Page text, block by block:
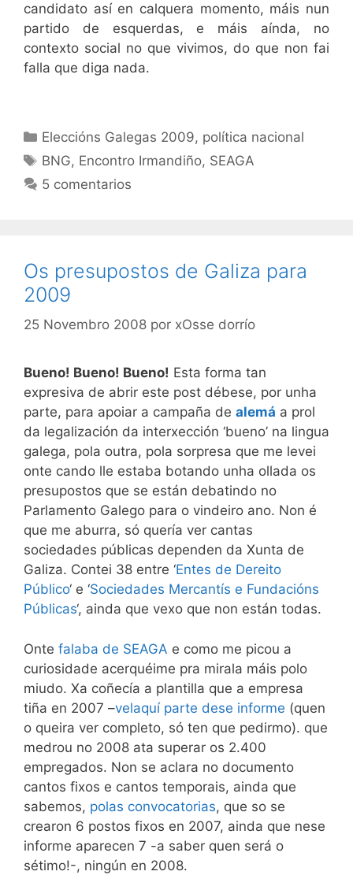
candidato así en calquera momento, máis nun
partido de esquerdas, e máis aínda, no
contexto social no que vivimos, do que non fai
falla que diga nada.
Categorías
Eleccións Galegas 2009, política nacional
Etiquetas
BNG, Encontro Irmandiño, SEAGA
5 comentarios
Os presupostos de Galiza para
2009
25 Novembro 2008 por xOsse dorrío
Bueno! Bueno! Bueno! Esta forma tan
expresiva de abrir este post débese, por unha
parte, para apoiar a campaña de alemá a prol
da legalización da interxección ‘bueno’ na lingua
galega, pola outra, pola sorpresa que me levei
onte cando lle estaba botando unha ollada os
presupostos que se están debatindo no
Parlamento Galego para o vindeiro ano. Non é
que me aburra, só quería ver cantas
sociedades públicas dependen da Xunta de
Galiza. Contei 38 entre ‘Entes de Dereito
Público‘ e ‘Sociedades Mercantís e Fundacións
Públicas‘, ainda que vexo que non están todas.
Onte falaba de SEAGA e como me picou a
curiosidade acerquéime pra mirala máis polo
miudo. Xa coñecía a plantilla que a empresa
tiña en 2007 –velaquí parte dese informe (quen
o queira ver completo, só ten que pedirmo). que
medrou no 2008 ata superar os 2.400
empregados. Non se aclara no documento
cantos fixos e cantos temporais, ainda que
sabemos, polas convocatorias, que so se
crearon 6 postos fixos en 2007, ainda que nese
informe aparecen 7 -a saber quen será o
sétimo!-, ningún en 2008.